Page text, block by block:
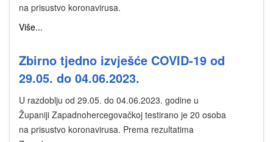
na prisustvo koronavirusa.
Više...
Zbirno tjedno izvješće COVID-19 od
29.05. do 04.06.2023.
U razdoblju od 29.05. do 04.06.2023. godine u
Županiji Zapadnohercegovačkoj testirano je 20 osoba
na prisustvo koronavirusa. Prema rezultatima